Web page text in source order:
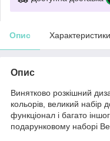
Опис Характеристики
Опис
Винятково розкішний
кольорів, великий набір
функціонал і багато
подарунковому наборі